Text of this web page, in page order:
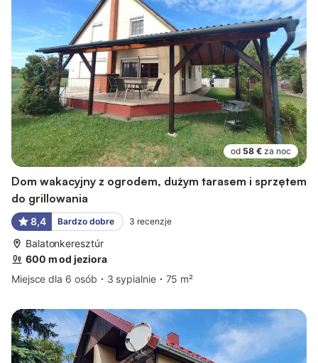
od 58 € za noc
Dom wakacyjny z ogrodem, dużym tarasem i sprzętem
do grillowania
8,4 Bardzo dobre 3 recenzje
Balatonkeresztúr
600 m od jeziora
Miejsce dla 6 osób
3 sypialnie 75 m²